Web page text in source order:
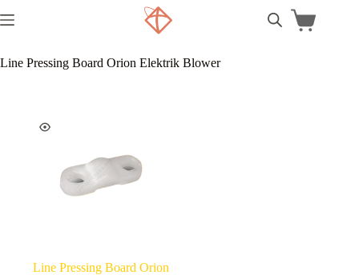
Line Pressing Board Orion Elektrik Blower
Line Pressing Board Orion